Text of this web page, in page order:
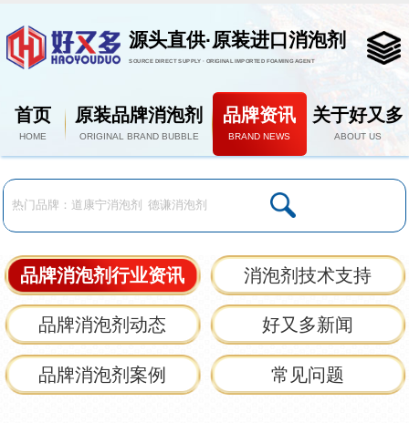
源头直供·原装进口消泡剂
SOURCE DIRECT SUPPLY · ORIGINAL IMPORTED FOAMING AGENT
首页
HOME
原装品牌消泡剂
ORIGINAL BRAND BUBBLE
品牌资讯
BRAND NEWS
关于好又多
ABOUT US
品牌消泡剂行业资讯 消泡剂技术支持
品牌消泡剂动态 好又多新闻
品牌消泡剂案例 常见问题